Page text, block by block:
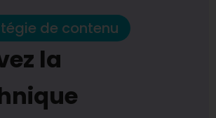
de contenu
la